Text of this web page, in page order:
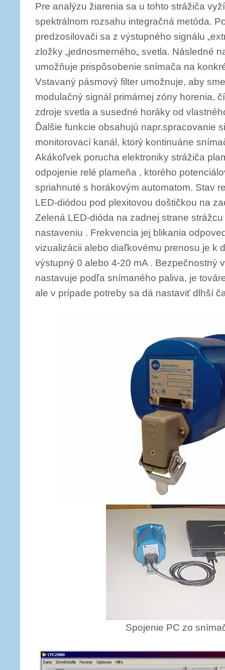
Pre analýzu žiarenia sa u tohto strážiča
spektrálnom rozsahu integračná metóda.
predzosilovači sa z výstupného signálu
zložky „jednosmerného„ svetla. Následné
umožňuje prispôsobenie snímača na
Vstavaný pásmový filter umožnuje, aby
modulačný signál primárnej zóny horenia,
zdroje svetla a susedné horáky od
Ďalšie funkcie obsahujú napr.spracovanie
monitorovací kanál, ktorý kontinuáne
Akákoľvek porucha elektroniky strážiča
odpojenie relé plameňa , kto­rého
spriahnuté s horákovým automatom. Stav
LED-diódou pod plexitovou doštičkou na
Zelená LED-dióda na zadnej strane
nastaveniu . Frekvencia jej blikania
vizualizácii alebo diaľkovému prenosu je k
výstupný 0 alebo 4-20 mA . Bezpečnostný
nastavuje podľa snímaného paliva, je
ale v prípade potreby sa dá nastaviť dlhší
Spojenie PC zo